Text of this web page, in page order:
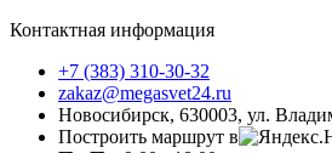
Контактная информация
+7 (383) 310-30-32
zakaz@megasvet24.ru
Новосибирск, 630003, ул.
Построить маршрут в